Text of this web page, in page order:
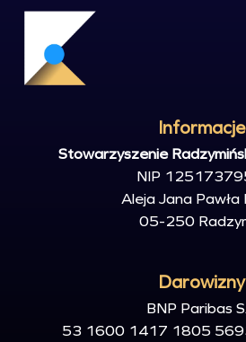
Informacje
Stowarzyszenie
NIP
Aleja Jana Pawła
05-250
Darowizny
BNP Paribas
53 1600 1417 1805